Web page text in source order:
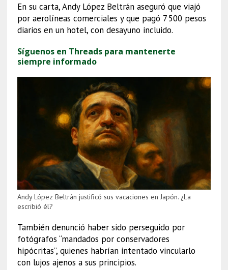
En su carta, Andy López Beltrán aseguró que viajó
por aerolíneas comerciales y que pagó 7 500 pesos
diarios en un hotel, con desayuno incluido.
Síguenos en Threads para mantenerte
siempre informado
Andy López Beltrán justificó sus vacaciones en Japón. ¿La
escribió él?
También denunció haber sido perseguido por
fotógrafos “mandados por conservadores
hipócritas”, quienes habrían intentado vincularlo
con lujos ajenos a sus principios.